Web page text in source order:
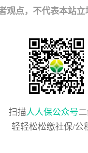
观点，不代表本站
扫描人人保公众号
轻轻松松缴社保/公